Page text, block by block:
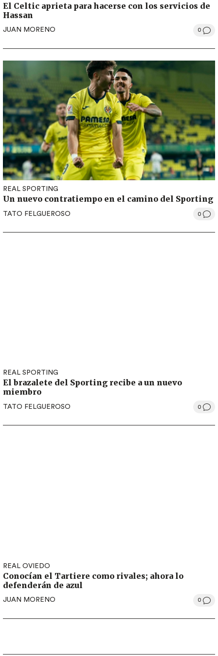
El Celtic aprieta para hacerse con los servicios de
Hassan
JUAN MORENO 0
REAL SPORTING
Un nuevo contratiempo en el camino del Sporting
TATO FELGUEROSO 0
REAL SPORTING
El brazalete del Sporting recibe a un nuevo
miembro
TATO FELGUEROSO 0
REAL OVIEDO
Conocían el Tartiere como rivales; ahora lo
defenderán de azul
JUAN MORENO 0